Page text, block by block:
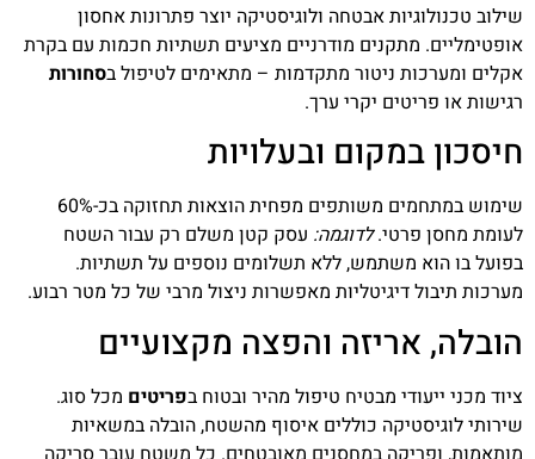
שילוב טכנולוגיות אבטחה ולוגיסטיקה יוצר פתרונות אחסון
אופטימליים. מתקנים מודרניים מציעים תשתיות חכמות עם בקרת
אקלים ומערכות ניטור מתקדמות – מתאימים לטיפול בסחורות
רגישות או פריטים יקרי ערך.
חיסכון במקום ובעלויות
שימוש במתחמים משותפים מפחית הוצאות תחזוקה בכ-60%
לעומת מחסן פרטי.לדוגמה: עסק קטן משלם רק עבור השטח
בפועל בו הוא משתמש, ללא תשלומים נוספים על תשתיות.
מערכות תיבול דיגיטליות מאפשרות ניצול מרבי של כל מטר רבוע.
הובלה, אריזה והפצה מקצועיים
ציוד מכני ייעודי מבטיח טיפול מהיר ובטוח בפריטים מכל סוג.
שירותי לוגיסטיקה כוללים איסוף מהשטח, הובלה במשאיות